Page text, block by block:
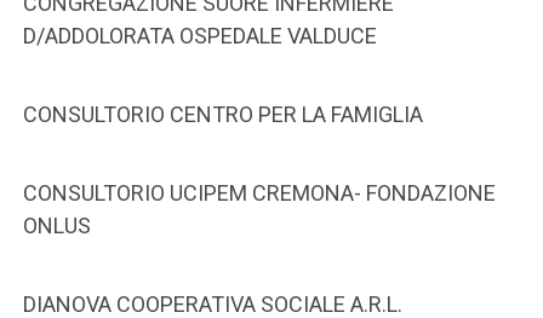
D/ADDOLORATA OSPEDALE VALDUCE
CONSULTORIO CENTRO PER LA FAMIGLIA
CONSULTORIO UCIPEM CREMONA- FONDAZIONE
ONLUS
DIANOVA COOPERATIVA SOCIALE A.R.L.